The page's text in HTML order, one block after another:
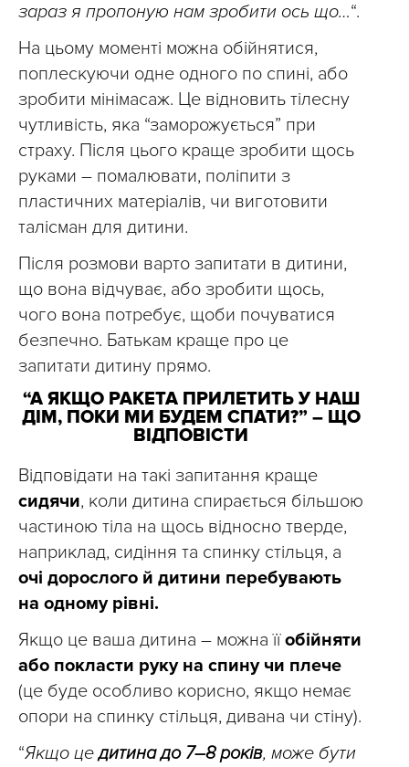
зараз я пропоную нам зробити ось що…“.
На цьому моменті можна обійнятися,
поплескуючи одне одного по спині, або
зробити мінімасаж. Це відновить тілесну
чутливість, яка “заморожується” при
страху. Після цього краще зробити щось
руками – помалювати, поліпити з
пластичних матеріалів, чи виготовити
талісман для дитини.
Після розмови варто запитати в дитини,
що вона відчуває, або зробити щось,
чого вона потребує, щоби почуватися
безпечно. Батькам краще про це
запитати дитину прямо.
“А ЯКЩО РАКЕТА ПРИЛЕТИТЬ У НАШ
ДІМ, ПОКИ МИ БУДЕМ СПАТИ?” – ЩО
ВІДПОВІСТИ
Відповідати на такі запитання краще
сидячи, коли дитина спирається більшою
частиною тіла на щось відносно тверде,
наприклад, сидіння та спинку стільця, а
очі дорослого й дитини перебувають
на одному рівні.
Якщо це ваша дитина – можна їїобійняти
або покласти руку на спину чи плече
(це буде особливо корисно, якщо немає
опори на спинку стільця, дивана чи стіну).
“Якщо цедитина до 7–8 років, може бути